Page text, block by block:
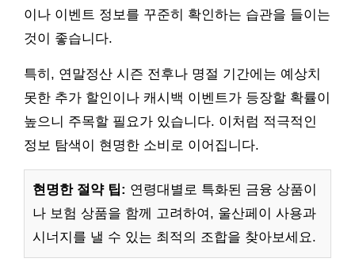
이나 이벤트 정보를 꾸준히 확인하는 습관을 들이는
것이 좋습니다.
특히, 연말정산 시즌 전후나 명절 기간에는 예상치
못한 추가 할인이나 캐시백 이벤트가 등장할 확률이
높으니 주목할 필요가 있습니다. 이처럼 적극적인
정보 탐색이 현명한 소비로 이어집니다.
현명한 절약 팁: 연령대별로 특화된 금융 상품이
나 보험 상품을 함께 고려하여, 울산페이 사용과
시너지를 낼 수 있는 최적의 조합을 찾아보세요.